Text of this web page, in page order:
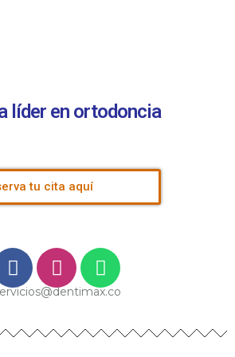
líder en ortodoncia
tu cita aquí